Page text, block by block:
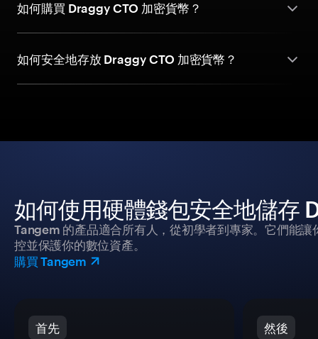
如何購買 Draggy CTO 加密貨幣？
如何安全地存放 Draggy CTO 加密貨幣？
如何使用硬體錢包安全地儲存
Tangem 的產品適合所有人，從初學者到專家。它們能
控並保護你的數位資產。
購買 Tangem
首先 然後